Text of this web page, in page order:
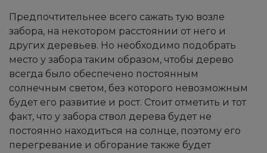
Предпочтительнее всего сажать тую возле
забора, на некотором расстоянии от него и
других деревьев. Но необходимо подобрать
место у забора таким образом, чтобы дерево
всегда было обеспечено постоянным
солнечным светом, без которого невозможным
будет его развитие и рост. Стоит отметить и тот
факт, что у забора ствол дерева будет не
постоянно находиться на солнце, поэтому его
перегревание и обгорание также будет